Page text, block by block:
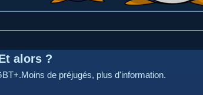
alors ?
de préjugés, plus d'information.